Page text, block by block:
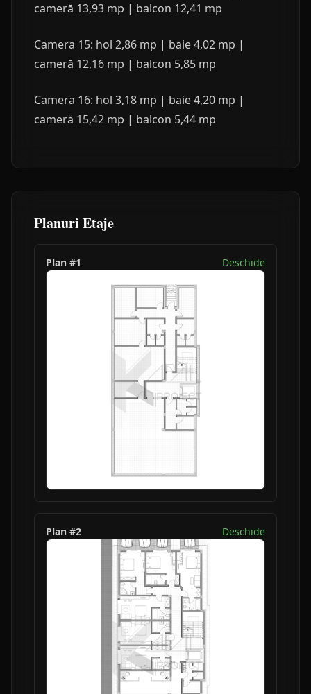
cameră 13,93 mp | balcon 12,41 mp
Camera 15: hol 2,86 mp | baie 4,02 mp |
cameră 12,16 mp | balcon 5,85 mp
Camera 16: hol 3,18 mp | baie 4,20 mp |
cameră 15,42 mp | balcon 5,44 mp
Planuri Etaje
Plan #1 Deschide
Plan #2 Deschide